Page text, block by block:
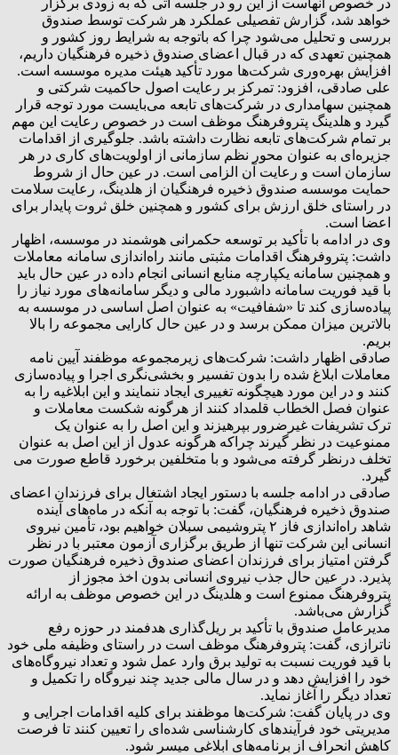
در خصوص آنهاست از این رو در جلسه آتی که به زودی برگزار
خواهد شد، گزارش تفصیلی عملکرد هر شرکت توسط صندوق
بررسی و تحلیل می‌شود چرا که باتوجه به شرایط روز کشور و
همچنین تعهدی که در قبال اعضای صندوق ذخیره فرهنگیان داریم،
افزایش بهره‌وری شرکت‌ها مورد تأکید هیئت مدیره موسسه است.
علی صادقی، افزود: تمرکز بر رعایت اصول حاکمیت شرکتی و
همچنین سهامداری در شرکت‌های تابعه می‌بایست مورد توجه قرار
گیرد و هلدینگ پتروفرهنگ موظف است در خصوص رعایت این مهم
بر تمام شرکت‌های تابعه نظارت داشته باشد. جلوگیری از اقدامات
جزیره‌ای به عنوان محور نظم سازمانی از اولویت‌های کاری در هر
سازمان است و رعایت آن الزامی است. در عین حال از شروط
حمایت موسسه صندوق ذخیره فرهنگیان از هلدینگ، رعایت سلامت
در راستای خلق ارزش برای کشور و همچنین خلق ثروت پایدار برای
اعضا است.
وی در ادامه با تأکید بر توسعه حکمرانی هوشمند در موسسه، اظهار
داشت: پتروفرهنگ اقدامات مثبتی مانند راه‌اندازی سامانه معاملات
و همچنین سامانه یکپارچه منابع انسانی انجام داده در عین حال باید
با قید فوریت سامانه داشبورد مالی و دیگر سامانه‌های مورد نیاز را
پیاده‌سازی کند تا «شفافیت» به عنوان اصل اساسی در موسسه به
بالاترین میزان ممکن برسد و در عین حال کارایی مجموعه را بالا
بریم.
صادقی اظهار داشت: شرکت‌های زیرمجموعه موظفند آیین نامه
معاملات ابلاغ شده را بدون تفسیر و بخشی‌نگری اجرا و پیاده‌سازی
کنند و در این مورد هیچگونه تغییری ایجاد ننمایند و این ابلاغیه را به
عنوان فصل الخطاب قلمداد کنند از هرگونه شکست معاملات و
ترک تشریفات غیرضرور بپرهیزند و این اصل را به عنوان یک
ممنوعیت در نظر گیرند چراکه هرگونه عدول از این اصل به عنوان
تخلف درنظر گرفته می‌شود و با متخلفین برخورد قاطع صورت می
گیرد.
صادقی در ادامه جلسه با دستور ایجاد اشتغال برای فرزندان اعضای
صندوق ذخیره فرهنگیان، گفت: با توجه به آنکه در ماه‌های آینده
شاهد راه‌اندازی فاز ۲ پتروشیمی سبلان خواهیم بود، تأمین نیروی
انسانی این شرکت تنها از طریق برگزاری آزمون معتبر با در نظر
گرفتن امتیاز برای فرزندان اعضای صندوق ذخیره فرهنگیان صورت
پذیرد. در عین حال جذب نیروی انسانی بدون اخذ مجوز از
پتروفرهنگ ممنوع است و هلدینگ در این خصوص موظف به ارائه
گزارش می‌باشد.
مدیرعامل صندوق با تأکید بر ریل‌گذاری هدفمند در حوزه رفع
ناترازی، گفت: پتروفرهنگ موظف است در راستای وظیفه ملی خود
با قید فوریت نسبت به تولید برق وارد عمل شود و تعداد نیروگاه‌های
خود را افزایش دهد و در سال مالی جدید چند نیروگاه را تکمیل و
تعداد دیگر را آغاز نماید.
وی در پایان گفت: شرکت‌ها موظفند برای کلیه اقدامات اجرایی و
مدیریتی خود فرآیندهای کارشناسی شده‌ای را تعیین کنند تا فرصت
کاهش انحراف از برنامه‌های ابلاغی میسر شود.